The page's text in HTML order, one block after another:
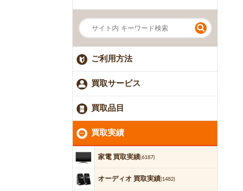
ご利用方法
買取サービス
買取品目
買取実績
家電 買取実績(6187)
オーディオ 買取実績(1482)